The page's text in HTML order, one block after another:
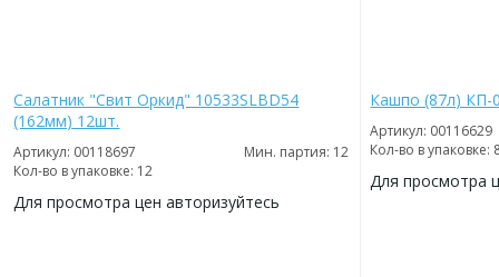
Салатник "Свит Оркид" 10533SLBD54
(162мм) 12шт.
Артикул: 00118697
Мин. партия: 12
Кол-во в упаковке: 12
Для просмотра цен авторизуйтесь
Кашпо (87л) КП-
Артикул: 00116629
Кол-во в упаковке:
Для просмотра